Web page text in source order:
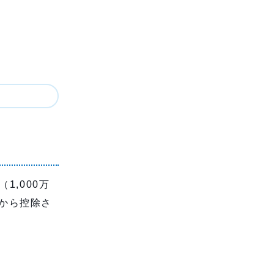
1,000万
ら控除さ